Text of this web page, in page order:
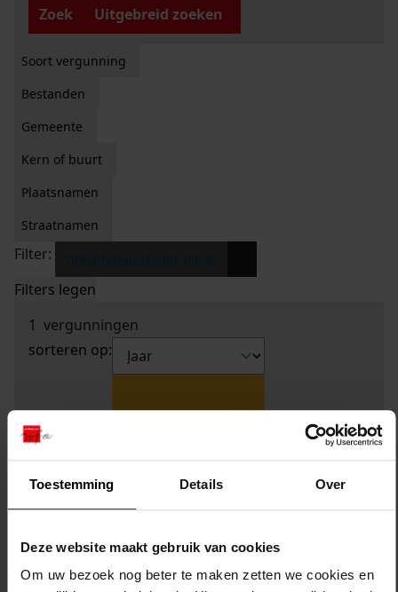
Toestemming Details Over
Deze website maakt gebruik van cookies
Om uw bezoek nog beter te maken zetten we cookies en
Zoek
Uitgebreid zoeken
Soort vergunning
Bestanden
Gemeente
Kern of buurt
Plaatsnamen
Straatnamen
Filter:
Filters legen
1 vergunningen
sorteren op: